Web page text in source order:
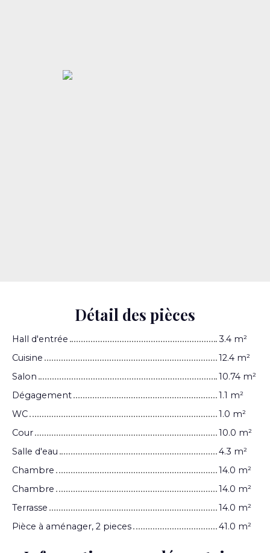
Détail des pièces
Hall d'entrée
3.4 m²
Cuisine
12.4 m²
Salon
10.74 m²
Dégagement
1.1 m²
WC
1.0 m²
Cour
10.0 m²
Salle d'eau
4.3 m²
Chambre
14.0 m²
Chambre
14.0 m²
Terrasse
14.0 m²
Pièce à aménager, 2 pieces
41.0 m²